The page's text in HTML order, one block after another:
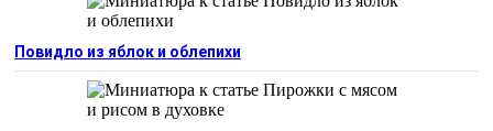
Повидло из яблок и облепихи